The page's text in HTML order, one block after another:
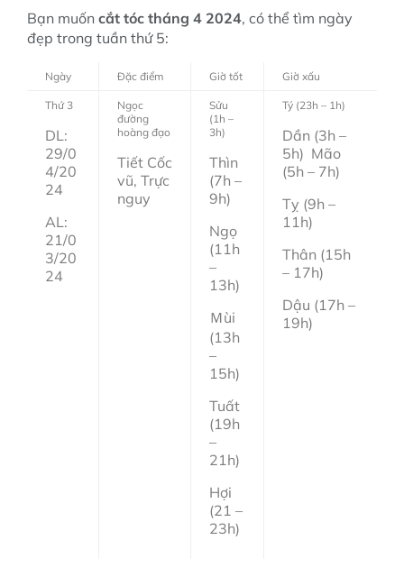
Bạn muốn cắt tóc tháng 4 2024, có thể tìm ngày
đẹp trong tuần thứ 5:
Ngày Đặc điểm Giờ tốt Giờ xấu
Thứ 3
DL:
29/0
4/20
24
AL:
21/0
3/20
24
Ngọc
đường
hoàng đạo
Tiết Cốc
vũ, Trực
nguy
Sửu
(1h –
3h)
Thìn
(7h –
9h)
Ngọ
(11h
–
13h)
Ｍùi
(13h
–
15h)
Tuất
(19h
–
21h)
Hợi
(21 –
23h)
Tý (23h – 1h)
Dần (3h –
5h) Mão
(5h – 7h)
Tỵ (9h –
11h)
Thân (15h
– 17h)
Dậu (17h –
19h)